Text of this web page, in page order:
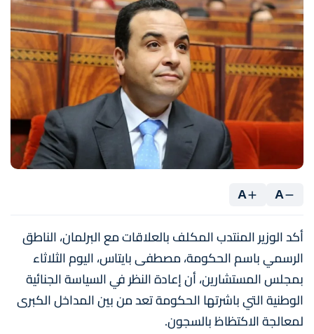
A
A
أكد الوزير المنتدب المكلف بالعلاقات مع البرلمان، الناطق
الرسمي باسم الحكومة، مصطفى بايتاس، اليوم الثلاثاء
بمجلس المستشارين، أن إعادة النظر في السياسة الجنائية
الوطنية التي باشرتها الحكومة تعد من بين المداخل الكبرى
لمعالجة الاكتظاظ بالسجون.